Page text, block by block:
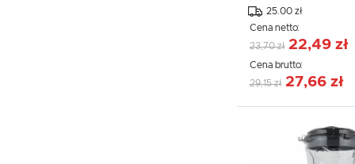
25.00 zł
Cena netto:
23,70 zł 22,49 zł
Cena brutto:
29,15 zł 27,66 zł